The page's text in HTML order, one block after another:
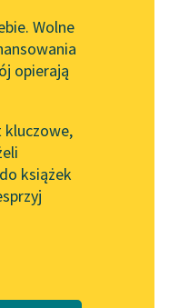
PMH
Wolnych Lektur
Wolne
opierają
kluczowe,
książek
Kaina; bo
„Nabyłam
więcej